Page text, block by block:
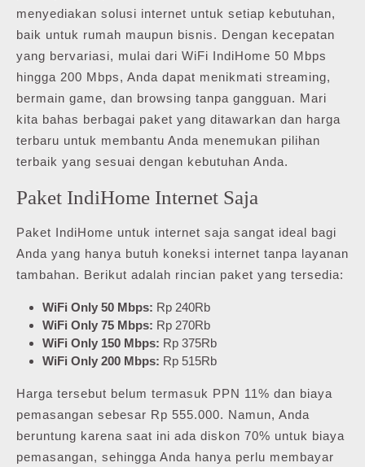
menyediakan solusi internet untuk setiap kebutuhan,
baik untuk rumah maupun bisnis. Dengan kecepatan
yang bervariasi, mulai dari WiFi IndiHome 50 Mbps
hingga 200 Mbps, Anda dapat menikmati streaming,
bermain game, dan browsing tanpa gangguan. Mari
kita bahas berbagai paket yang ditawarkan dan harga
terbaru untuk membantu Anda menemukan pilihan
terbaik yang sesuai dengan kebutuhan Anda.
Paket IndiHome Internet Saja
Paket IndiHome untuk internet saja sangat ideal bagi
Anda yang hanya butuh koneksi internet tanpa layanan
tambahan. Berikut adalah rincian paket yang tersedia:
WiFi Only 50 Mbps: Rp 240Rb
WiFi Only 75 Mbps: Rp 270Rb
WiFi Only 150 Mbps: Rp 375Rb
WiFi Only 200 Mbps: Rp 515Rb
Harga tersebut belum termasuk PPN 11% dan biaya
pemasangan sebesar Rp 555.000. Namun, Anda
beruntung karena saat ini ada diskon 70% untuk biaya
pemasangan, sehingga Anda hanya perlu membayar